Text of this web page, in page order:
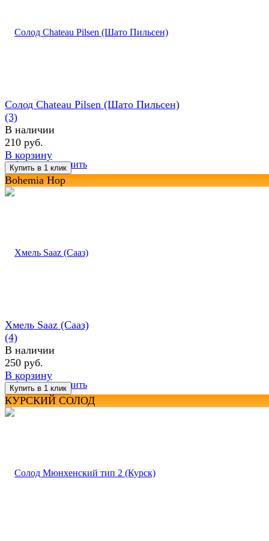
избранное сравнить
Солод Chateau Pilsen (Шато Пильсен)
(3)
В наличии
210 руб.
В корзину
Bohemia Hop
избранное сравнить
Хмель Saaz (Сааз)
(4)
В наличии
250 руб.
В корзину
КУРСКИЙ СОЛОД